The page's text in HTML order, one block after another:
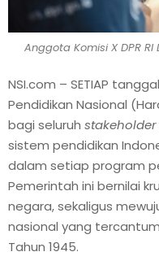
Anggota Komisi X DPR
NSI.com – SETIAP
Pendidikan Nasional
bagi seluruh stakeholder
sistem pendidikan
dalam setiap program
Pemerintah ini bernilai
negara, sekaligus
nasional yang
Tahun 1945.